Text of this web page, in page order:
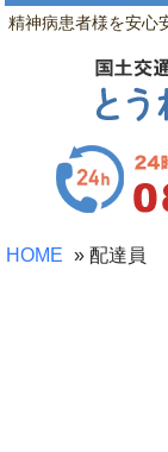
精神病患者様を安心
HOME » 配達員